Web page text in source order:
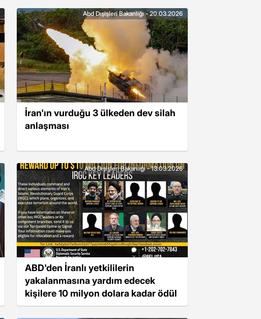
İran'ın vurduğu 3 ülkeden dev silah
anlaşması
Abd Dışişleri Bakanlığı - 20.03.2026
ABD'den İranlı yetkililerin
yakalanmasına yardım edecek
kişilere 10 milyon dolara kadar ödül
Abd Dışişleri Bakanlığı - 13.03.2026